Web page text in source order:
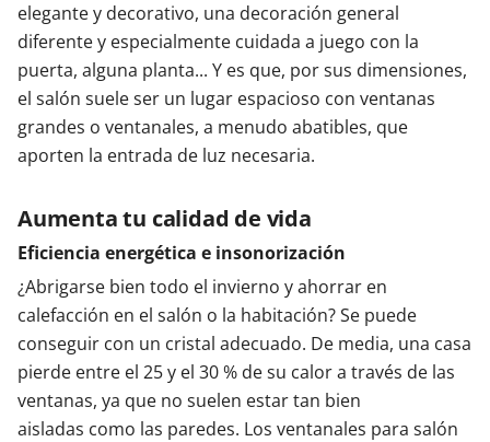
elegante y decorativo, una decoración general
diferente y especialmente cuidada a juego con la
puerta, alguna planta... Y es que, por sus dimensiones,
el salón suele ser un lugar espacioso con ventanas
grandes o ventanales, a menudo abatibles, que
aporten la entrada de luz necesaria.
Aumenta tu calidad de vida
Eficiencia energética e insonorización
¿Abrigarse bien todo el invierno y ahorrar en
calefacción en el salón o la habitación? Se puede
conseguir con un cristal adecuado. De media, una casa
pierde entre el 25 y el 30 % de su calor a través de las
ventanas, ya que no suelen estar tan bien
aisladas como las paredes. Los ventanales para salón